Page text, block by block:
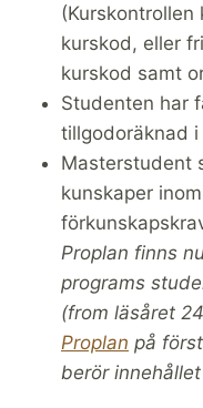
(Kurskontrollen
kurskod, eller
kurskod samt
Studenten har
tillgodoräknad i
Masterstudent
kunskaper
Proplan finns
programs
(from läsåret
Proplan på
berör